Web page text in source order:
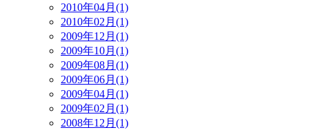
2010年04月(1)
2010年02月(1)
2009年12月(1)
2009年10月(1)
2009年08月(1)
2009年06月(1)
2009年04月(1)
2009年02月(1)
2008年12月(1)